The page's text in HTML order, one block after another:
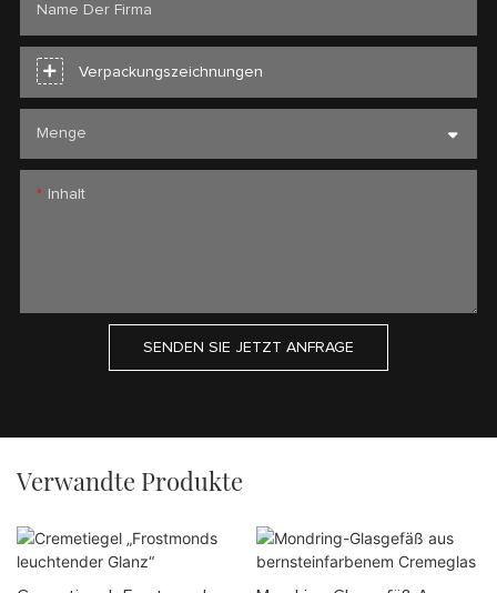
Name Der Firma
Verpackungszeichnungen
Menge
Inhalt
SENDEN SIE JETZT ANFRAGE
Verwandte Produkte